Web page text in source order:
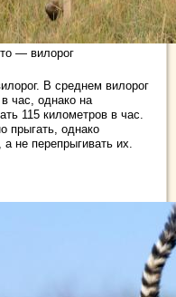
— вилорог
В среднем вилорог
час, однако на
115 километров в час.
прыгать, однако
не перепрыгивать их.